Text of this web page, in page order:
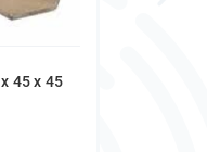
45 x 45